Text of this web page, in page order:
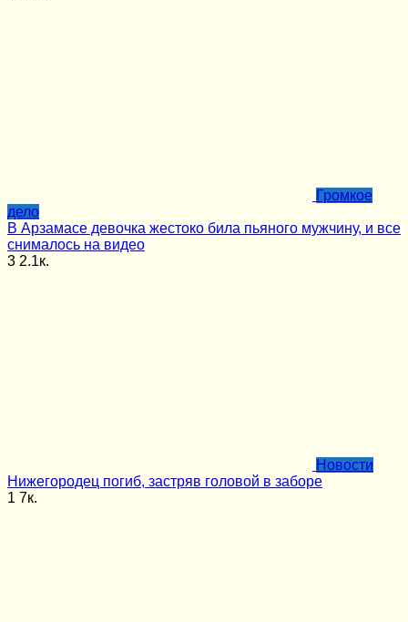
Громкое
дело
В Арзамасе девочка жестоко била пьяного мужчину, и все
снималось на видео
3 2.1к.
Новости
Нижегородец погиб, застряв головой в заборе
1 7к.